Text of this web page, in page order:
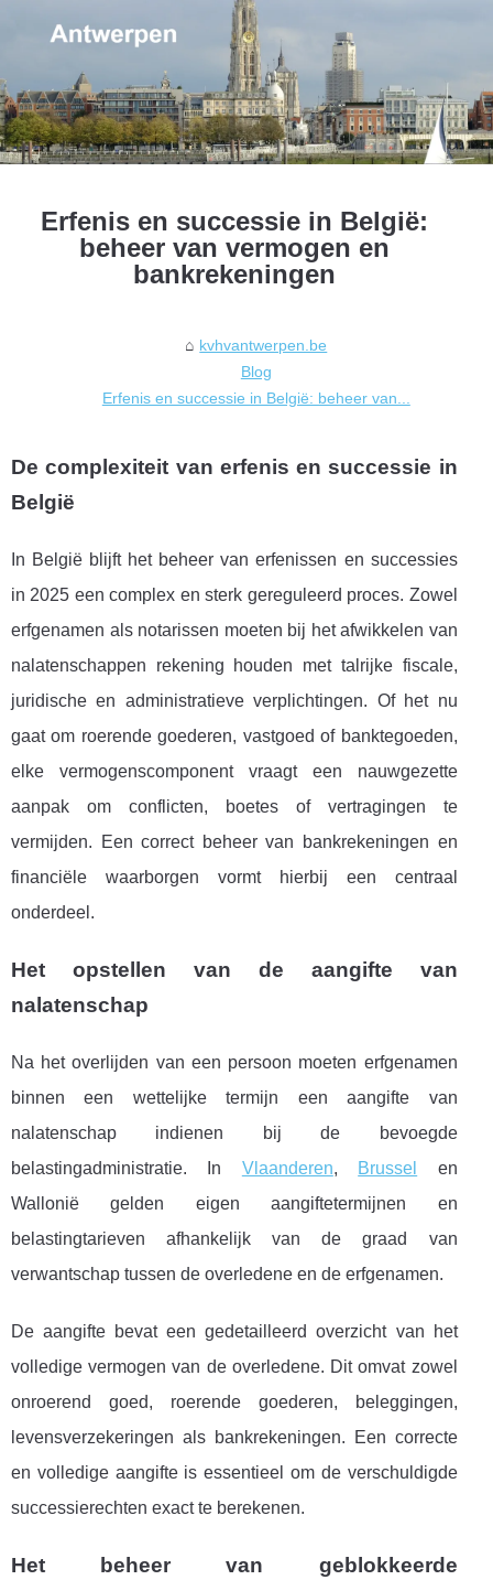
Erfenis en successie in België:
beheer van vermogen en
bankrekeningen
kvhvantwerpen.be
Blog
Erfenis en successie in België: beheer van...
De complexiteit van erfenis en successie in
België
In België blijft het beheer van erfenissen en successies
in 2025 een complex en sterk gereguleerd proces. Zowel
erfgenamen als notarissen moeten bij het afwikkelen van
nalatenschappen rekening houden met talrijke fiscale,
juridische en administratieve verplichtingen. Of het nu
gaat om roerende goederen, vastgoed of banktegoeden,
elke vermogenscomponent vraagt een nauwgezette
aanpak om conflicten, boetes of vertragingen te
vermijden. Een correct beheer van bankrekeningen en
financiële waarborgen vormt hierbij een centraal
onderdeel.
Het opstellen van de aangifte van
nalatenschap
Na het overlijden van een persoon moeten erfgenamen
binnen een wettelijke termijn een aangifte van
nalatenschap indienen bij de bevoegde
belastingadministratie. In Vlaanderen, Brussel
en
Wallonië gelden eigen aangiftetermijnen en
belastingtarieven afhankelijk van de graad van
verwantschap tussen de overledene en de erfgenamen.
De aangifte bevat een gedetailleerd overzicht van het
volledige vermogen van de overledene. Dit omvat zowel
onroerend goed, roerende goederen, beleggingen,
levensverzekeringen als bankrekeningen. Een correcte
en volledige aangifte is essentieel om de verschuldigde
successierechten exact te berekenen.
Het beheer van geblokkeerde